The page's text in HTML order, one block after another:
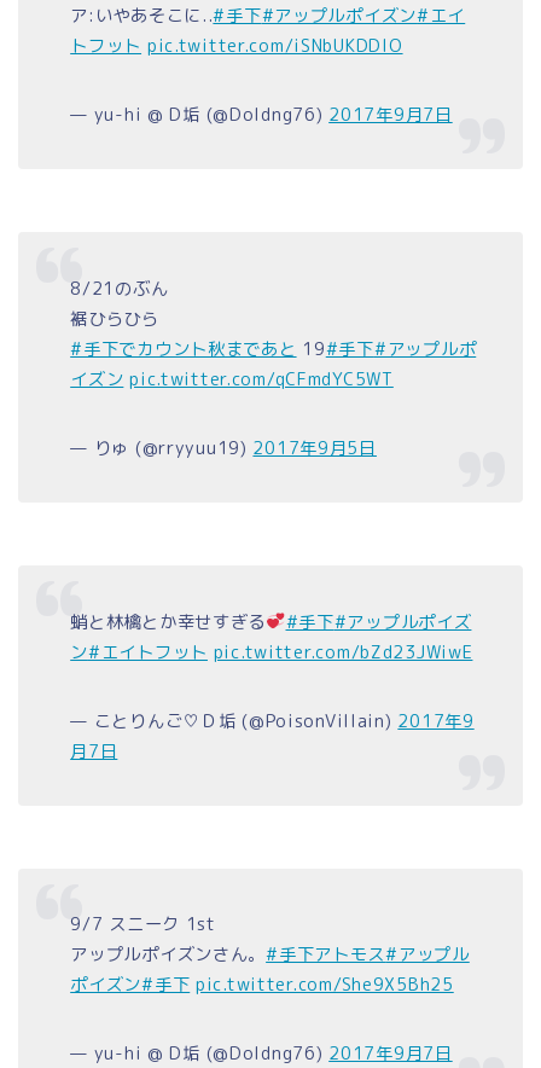
ア:いやあそこに..#手下#アップルポイズン#エイ
トフット pic.twitter.com/iSNbUKDDIO
— yu-hi @ D垢 (@Doldng76) 2017年9月7日
8/21のぶん
裾ひらひら
#手下でカウント秋まであと 19#手下#アップルポ
イズン pic.twitter.com/qCFmdYC5WT
— りゅ (@rryyuu19) 2017年9月5日
蛸と林檎とか幸せすぎる #手下#アップルポイズ
ン#エイトフット pic.twitter.com/bZd23JWiwE
— ことりんご♡Ｄ垢 (@PoisonVillain) 2017年9
月7日
9/7 スニーク 1st
アップルポイズンさん。#手下アトモス#アップル
ポイズン#手下 pic.twitter.com/She9X5Bh25
— yu-hi @ D垢 (@Doldng76) 2017年9月7日